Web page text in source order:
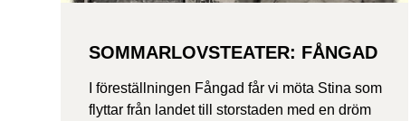
SOMMARLOVSTEATER: FÅNGAD
I föreställningen Fångad får vi möta Stina som
flyttar från landet till storstaden med en dröm